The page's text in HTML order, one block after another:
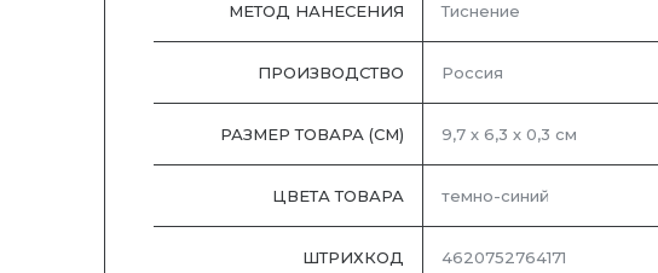
МЕТОД НАНЕСЕНИЯ Тиснение
ПРОИЗВОДСТВО Россия
РАЗМЕР ТОВАРА (СМ) 9,7 х 6,3 х 0,3 см
ЦВЕТА ТОВАРА темно-синий
ШТРИХКОД 4620752764171